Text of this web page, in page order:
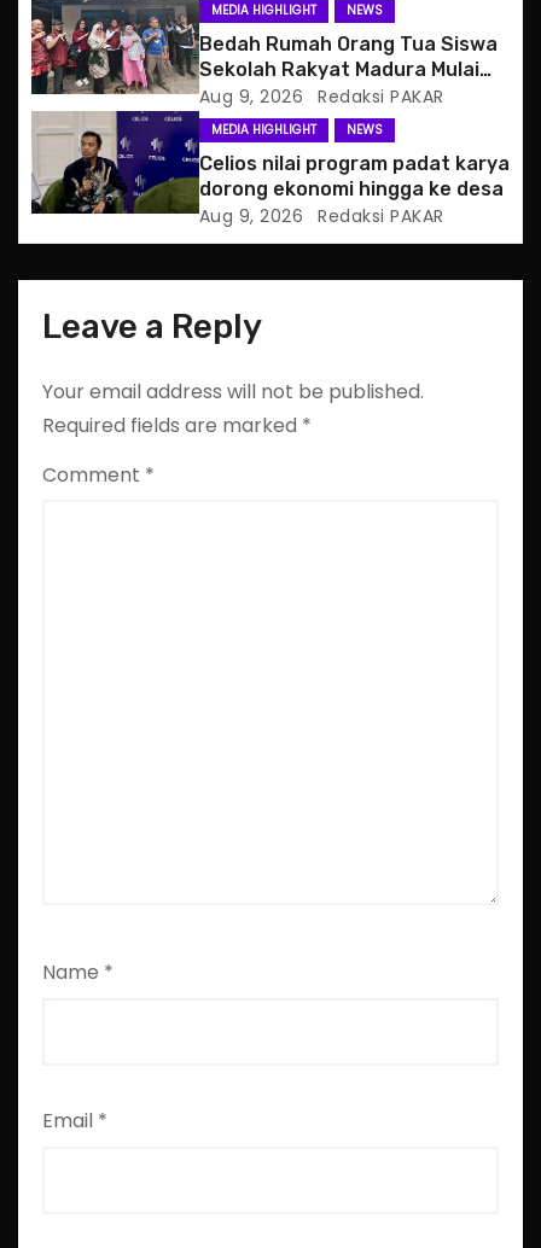
i
o
n
MEDIA HIGHLIGHT NEWS
Bedah Rumah Orang Tua Siswa
Sekolah Rakyat Madura Mulai
Berjalan
Aug 9, 2026 Redaksi PAKAR
MEDIA HIGHLIGHT NEWS
Celios nilai program padat karya
dorong ekonomi hingga ke desa
Aug 9, 2026 Redaksi PAKAR
Leave a Reply
Your email address will not be published.
Required fields are marked *
Comment *
Name *
Email *